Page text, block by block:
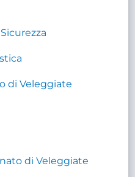
di Veleggiate
di Veleggiate